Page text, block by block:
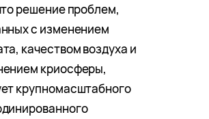
решение проблем,
с изменением
качеством воздуха и
криосферы,
крупномасштабного